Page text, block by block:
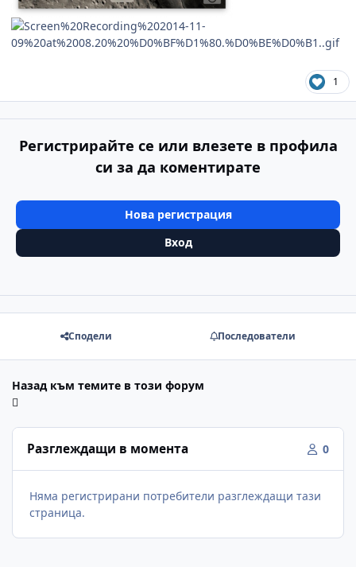
1
Регистрирайте се или влезете в профила
си за да коментирате
Нова регистрация
Вход
Сподели Последователи
Назад към темите в този форум
Разглеждащи в момента 0
Няма регистрирани потребители разглеждащи тази
страница.